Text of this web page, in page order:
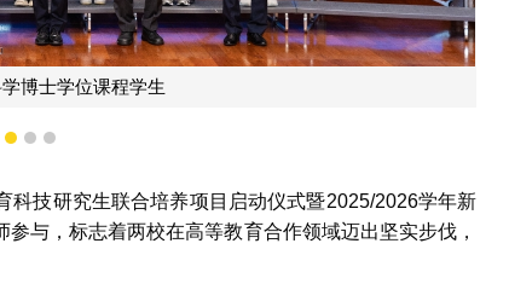
博士学位课程学生
3 4 5
技研究生联合培养项目启动仪式暨2025/2026学年新
与，标志着两校在高等教育合作领域迈出坚实步伐，